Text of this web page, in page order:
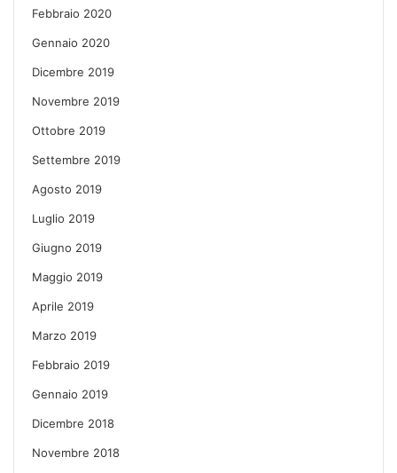
Febbraio 2020
Gennaio 2020
Dicembre 2019
Novembre 2019
Ottobre 2019
Settembre 2019
Agosto 2019
Luglio 2019
Giugno 2019
Maggio 2019
Aprile 2019
Marzo 2019
Febbraio 2019
Gennaio 2019
Dicembre 2018
Novembre 2018